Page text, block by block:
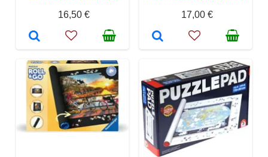
16,50 €
17,00 €